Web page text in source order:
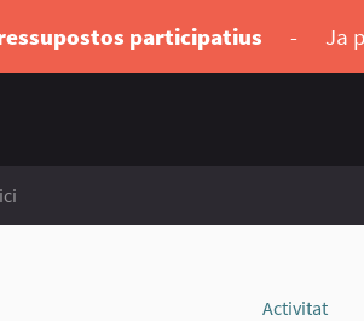
participatius - Ja
Activitat